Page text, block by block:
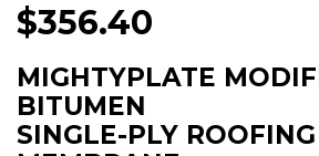
$356.40
MIGHTYPLATE
BITUMEN
SINGLE-PLY ROOFING